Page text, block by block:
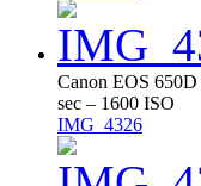
Canon EOS
sec – 1600 ISO
IMG_4326